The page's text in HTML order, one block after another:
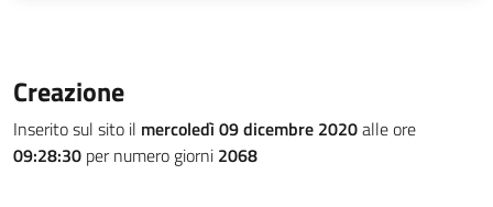
Creazione
Inserito sul sito il mercoledì 09 dicembre 2020alle ore
09:28:30 per numero giorni 2068